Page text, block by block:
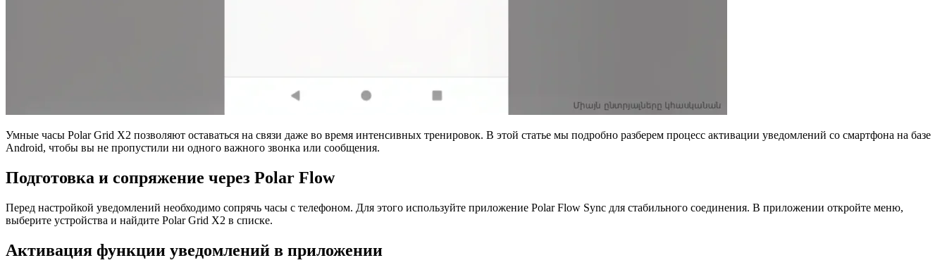
Умные часы Polar Grid X2 позволяют оставаться на связи даже во время интенсивных тренировок. В этой статье мы подробно разберем процесс активации уведомлений со смартфона на базе
Android, чтобы вы не пропустили ни одного важного звонка или сообщения.
Подготовка и сопряжение через Polar Flow
Перед настройкой уведомлений необходимо сопрячь часы с телефоном. Для этого используйте приложение Polar Flow Sync для стабильного соединения. В приложении откройте меню,
выберите устройства и найдите Polar Grid X2 в списке.
Активация функции уведомлений в приложении